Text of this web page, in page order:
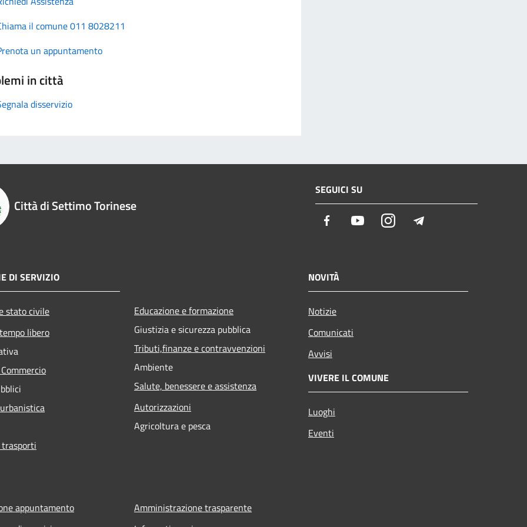
il comune 011 8028211
un appuntamento
in città
disservizio
Città di Settimo Torinese
SEGUICI SU
Facebook YoutubeInstagram
DI SERVIZIO
stato civile
libero
Educazione e formazione
Giustizia e sicurezza pubblica
Tributi,finanze e contravvenzioni
Ambiente
Salute, benessere e assistenza
Autorizzazioni
Agricoltura e pesca
NOVITÀ
Notizie
Comunicati
Avvisi
VIVERE IL COMUNE
Luoghi
Eventi
appuntamento
Amministrazione trasparente